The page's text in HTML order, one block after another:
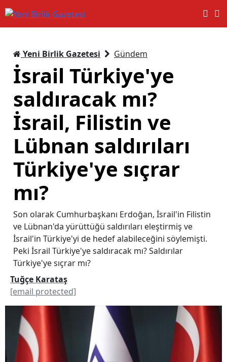
Yeni Birlik Gazetesi Gündem
İsrail Türkiye'ye
saldıracak mı?
İsrail, Filistin ve
Lübnan saldırıları
Türkiye'ye sıçrar
mı?
Son olarak Cumhurbaşkanı Erdoğan, İsrail'in Filistin
ve Lübnan'da yürüttüğü saldırıları eleştirmiş ve
İsrail'in Türkiye'yi de hedef alabileceğini söylemişti.
Peki İsrail Türkiye'ye saldıracak mı? Saldırılar
Türkiye'ye sıçrar mı?
Tuğçe Karataş
[email protected]